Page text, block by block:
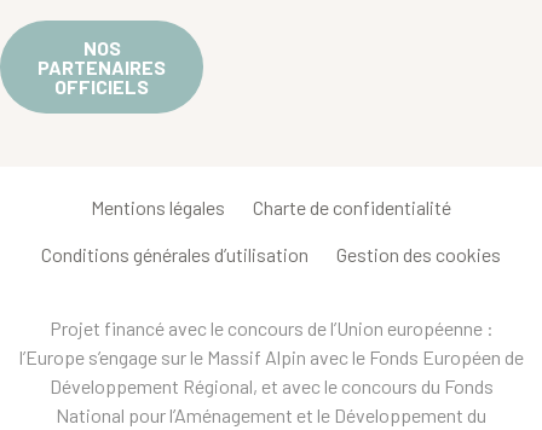
NOS
PARTENAIRES
OFFICIELS
Mentions légales Charte de confidentialité
Conditions générales d’utilisation Gestion des cookies
Projet financé avec le concours de l’Union européenne :
l’Europe s’engage sur le Massif Alpin avec le Fonds Européen de
Développement Régional, et avec le concours du Fonds
National pour l’Aménagement et le Développement du